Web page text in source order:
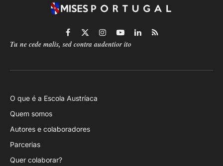
Facebook
X
(Twitter)
Instagram
YouTubeLinkedIn
RSS
Tu ne cede malis, sed contra audentior ito
O que é a Escola Austríaca
Quem somos
Autores e colaboradores
Parcerias
Quer colaborar?